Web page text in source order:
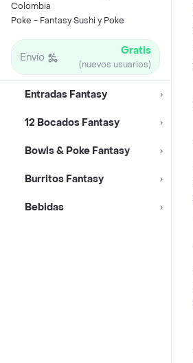
Colombia
Poke - Fantasy Sushi y Poke
Envío Gratis
(nuevos usuarios)
Entradas Fantasy
12 Bocados Fantasy
Bowls & Poke Fantasy
Burritos Fantasy
Bebidas